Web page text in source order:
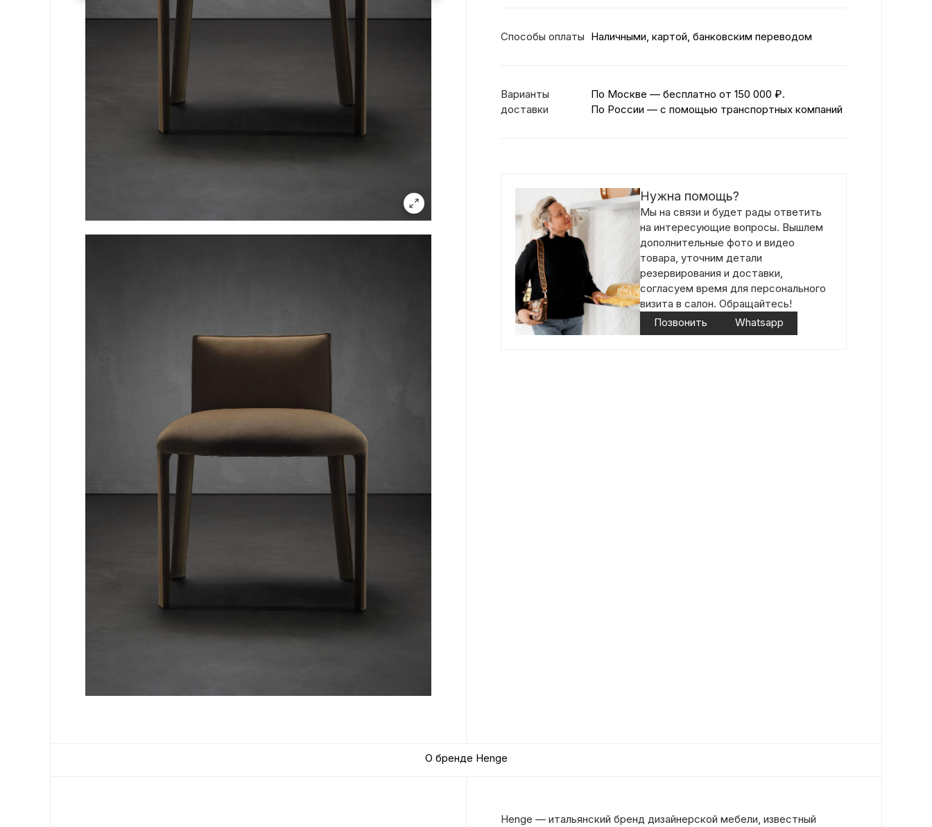
Способы оплаты Наличными, картой, банковским переводом
Варианты
доставки
По Москве — бесплатно от 150 000 ₽.
По России — с помощью транспортных компаний
Нужна помощь?
Мы на связи и будет рады ответить
на интересующие вопросы. Вышлем
дополнительные фото и видео
товара, уточним детали
резервирования и доставки,
согласуем время для персонального
визита в салон. Обращайтесь!
Позвонить
Whatsapp
О бренде Henge
Henge — итальянский бренд дизайнерской мебели, известный